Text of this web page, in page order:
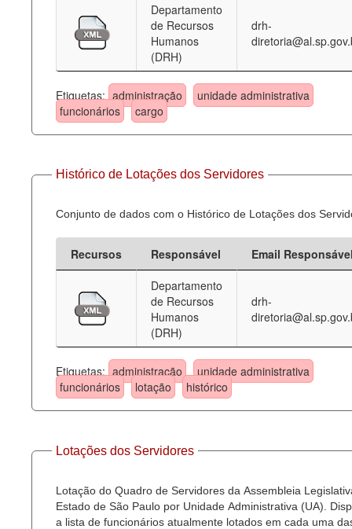
Administração
Legislação
Agenda
Perguntas frequentes
Contato
Departamento
de Recursos
Humanos
(DRH)
drh-
Etiquetas: administração
unidade administrativa
funcionários
cargo
Histórico de Lotações dos Servidores
Conjunto de dados com o Histórico de Lotações dos
Recursos Responsável
Email
Departamento
de Recursos
Humanos
(DRH)
drh-
Etiquetas: administração
unidade administrativa
funcionários
lotação histórico
Lotações dos Servidores
Lotação do Quadro de Servidores da Assembleia
Estado de São Paulo por Unidade Administrativa (UA).
a lista de funcionários atualmente lotados em cada uma